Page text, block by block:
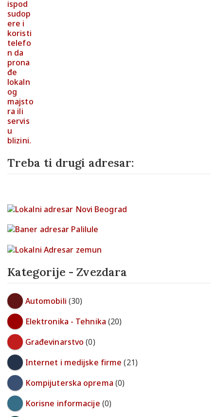
Treba ti drugi adresar:
Kategorije - Zvezdara
Automobili (30)
Elektronika - Tehnika (20)
Građevinarstvo (0)
Internet i medijske firme (21)
Kompijuterska oprema (0)
Korisne informacije (0)